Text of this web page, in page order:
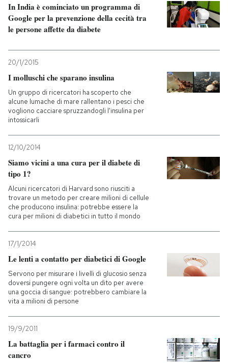
In India è cominciato un programma di
Google per la prevenzione della cecità tra
le persone affette da diabete
20/1/2015
I molluschi che sparano insulina
Un gruppo di ricercatori ha scoperto che
alcune lumache di mare rallentano i pesci che
vogliono cacciare spruzzandogli l'insulina per
intossicarli
12/10/2014
Siamo vicini a una cura per il diabete di
tipo 1?
Alcuni ricercatori di Harvard sono riusciti a
trovare un metodo per creare milioni di cellule
che producono insulina: potrebbe essere la
cura per milioni di diabetici in tutto il mondo
17/1/2014
Le lenti a contatto per diabetici di Google
Servono per misurare i livelli di glucosio senza
doversi pungere ogni volta un dito per avere
una goccia di sangue: potrebbero cambiare la
vita a milioni di persone
19/9/2011
La battaglia per i farmaci contro il
cancro